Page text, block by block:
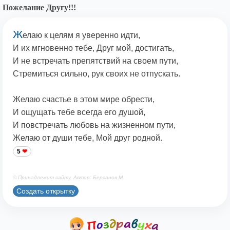
Пожелание Другу!!!
Желаю к целям я уверенно идти,
И их мгновенно тебе, Друг мой, достигать,
И не встречать препятствий на своем пути,
Стремиться сильно, рук своих не отпускать.
Желаю счастье в этом мире обрести,
И ощущать тебе всегда его душой,
И повстречать любовь на жизненном пути,
Желаю от души тебе, Мой друг родной.
5
© Принадлежит сайту. Автор: Берсанов М.
Создать открытку